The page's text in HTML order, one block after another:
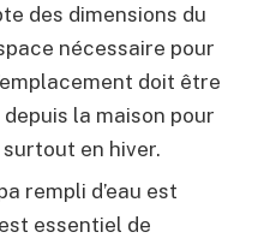
des dimensions du
nécessaire pour
doit être
la maison pour
en hiver.
rempli d’eau est
essentiel de